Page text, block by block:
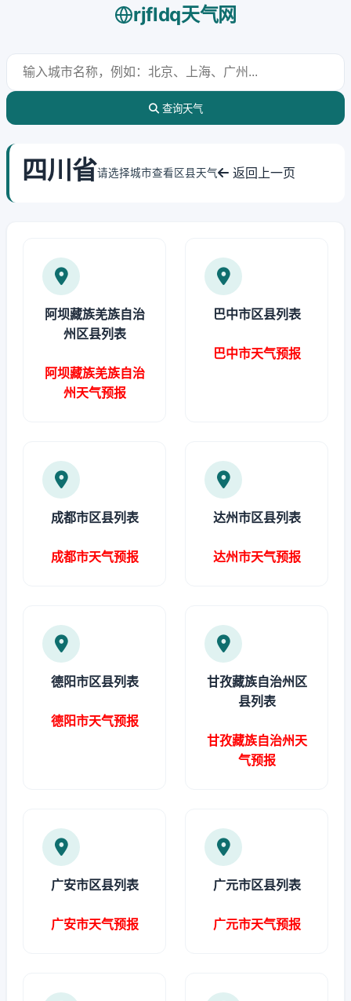
rjfldq天气网
查询天气
四川省请选择城市查看区县天气 返回上一页
阿坝藏族羌族自治
州区县列表
阿坝藏族羌族自治
州天气预报
巴中市区县列表
巴中市天气预报
成都市区县列表
成都市天气预报
达州市区县列表
达州市天气预报
德阳市区县列表
德阳市天气预报
甘孜藏族自治州区
县列表
甘孜藏族自治州天
气预报
广安市区县列表
广安市天气预报
广元市区县列表
广元市天气预报